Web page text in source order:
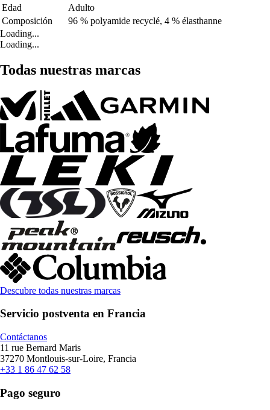
Edad
Adulto
Composición
96 % polyamide recyclé, 4 % élasthanne
Loading...
Loading...
Todas nuestras marcas
Descubre todas nuestras marcas
Servicio postventa en Francia
Contáctanos
11 rue Bernard Maris
37270 Montlouis-sur-Loire, Francia
+33 1 86 47 62 58
Pago seguro